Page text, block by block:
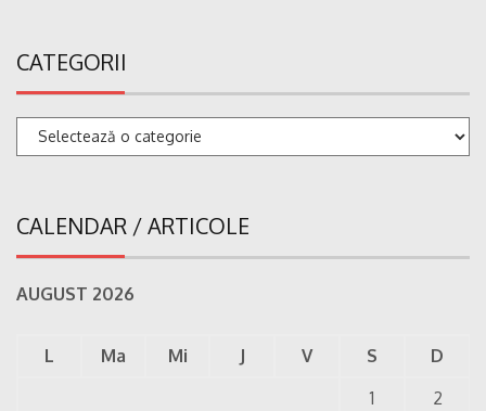
CATEGORII
Categorii
CALENDAR / ARTICOLE
AUGUST 2026
L Ma Mi J V S
D
1
2